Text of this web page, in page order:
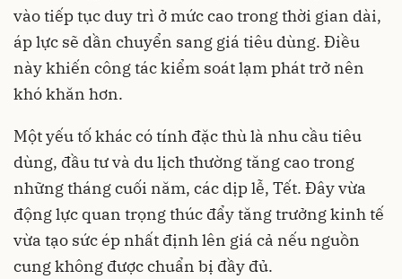
vào tiếp tục duy trì ở mức cao trong thời gian dài,
áp lực sẽ dần chuyển sang giá tiêu dùng. Điều
này khiến công tác kiểm soát lạm phát trở nên
khó khăn hơn.
Một yếu tố khác có tính đặc thù là nhu cầu tiêu
dùng, đầu tư và du lịch thường tăng cao trong
những tháng cuối năm, các dịp lễ, Tết. Đây vừa
động lực quan trọng thúc đẩy tăng trưởng kinh tế
vừa tạo sức ép nhất định lên giá cả nếu nguồn
cung không được chuẩn bị đầy đủ.